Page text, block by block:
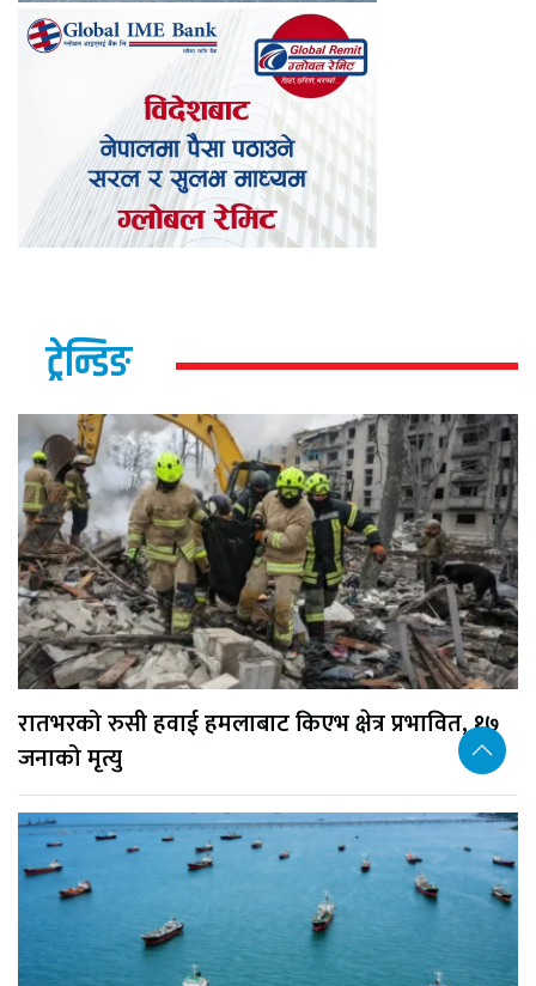
ट्रेन्डिङ
रातभरको रुसी हवाई हमलाबाट किएभ क्षेत्र प्रभावित, १७
जनाको मृत्यु